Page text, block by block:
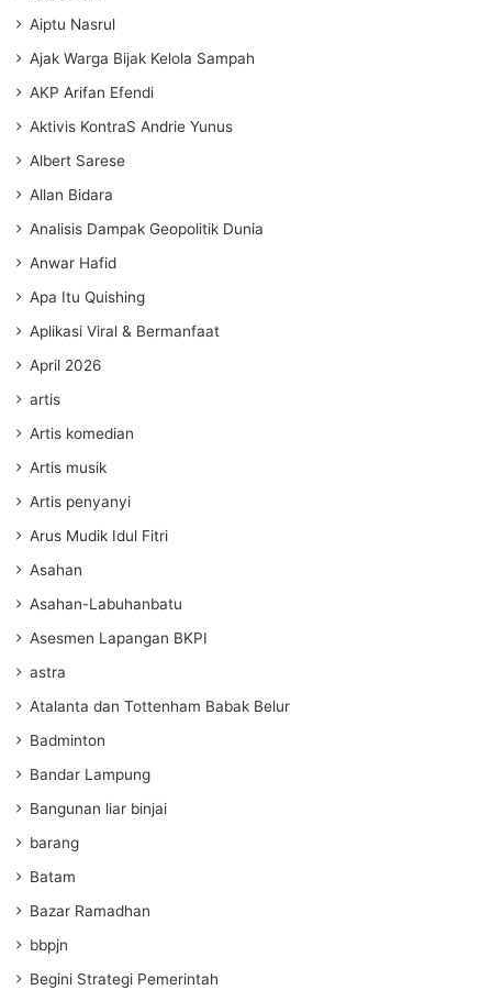
Aiptu Nasrul
Ajak Warga Bijak Kelola Sampah
AKP Arifan Efendi
Aktivis KontraS Andrie Yunus
Albert Sarese
Allan Bidara
Analisis Dampak Geopolitik Dunia
Anwar Hafid
Apa Itu Quishing
Aplikasi Viral & Bermanfaat
April 2026
artis
Artis komedian
Artis musik
Artis penyanyi
Arus Mudik Idul Fitri
Asahan
Asahan-Labuhanbatu
Asesmen Lapangan BKPI
astra
Atalanta dan Tottenham Babak Belur
Badminton
Bandar Lampung
Bangunan liar binjai
barang
Batam
Bazar Ramadhan
bbpjn
Begini Strategi Pemerintah